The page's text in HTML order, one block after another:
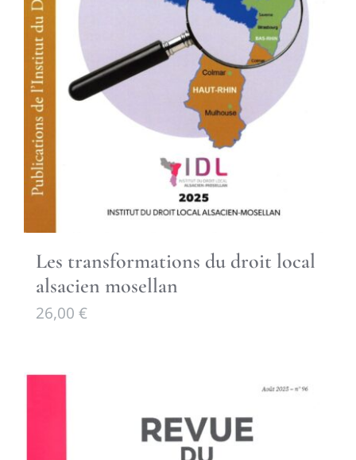
Les transformations du droit local
alsacien mosellan
26,00 €